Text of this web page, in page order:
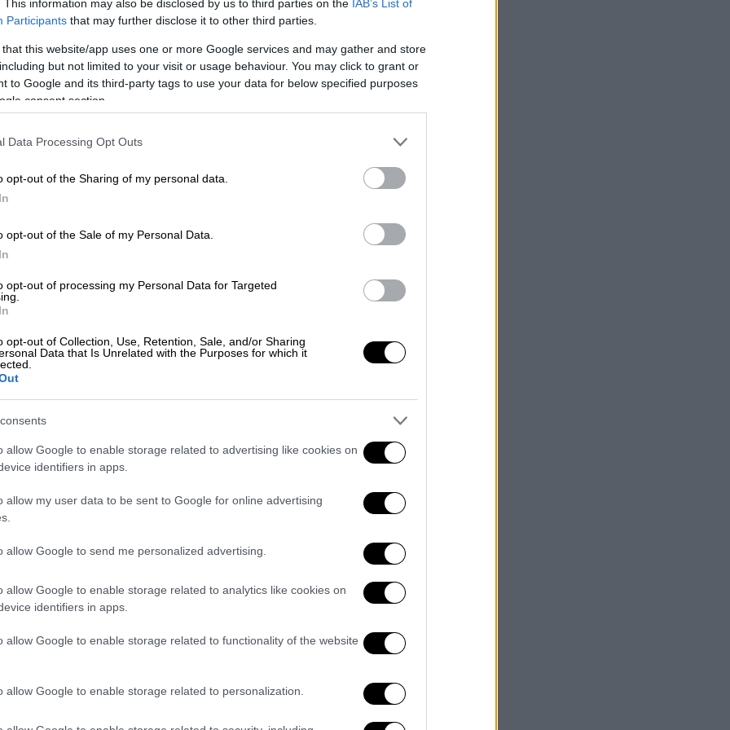
This information may also be disclosed by us to third parties on the IAB’s List of
Participants that may further disclose it to other third parties.
that this website/app uses one or more Google services and may gather and store
but not limited to your visit or usage behaviour. You may click to grant or
to Google and its third-party tags to use your data for below specified purposes
consent section.
Data Processing Opt Outs
opt-out of the Sharing of my personal data.
opt-out of the Sale of my Personal Data.
opt-out of processing my Personal Data for Targeted
opt-out of Collection, Use, Retention, Sale, and/or Sharing
Data that Is Unrelated with the Purposes for which it
allow Google to enable storage related to advertising like cookies on
identifiers in apps.
allow my user data to be sent to Google for online advertising
allow Google to send me personalized advertising.
allow Google to enable storage related to analytics like cookies on
identifiers in apps.
allow Google to enable storage related to functionality of the website
allow Google to enable storage related to personalization.
« Μωροί, δειλοί, άνανδροι,
δούκες της Σπάρτης,
άτιμος και αισχίστη γενεά, η ώρα
Λαού νίκη περιφανεστάτη! Ο
- συντάκτες του «Ραμπαγά» -
με 3 χρόνια φυλάκιση ενώ ο
ο δεύτερος, αυτοκτόνησε. Ο
σχεδόν 24 ωρών !) κατηγορούσε
τα αργυρώνητα κόμματα.
του
να υπογράψει πίστη στο